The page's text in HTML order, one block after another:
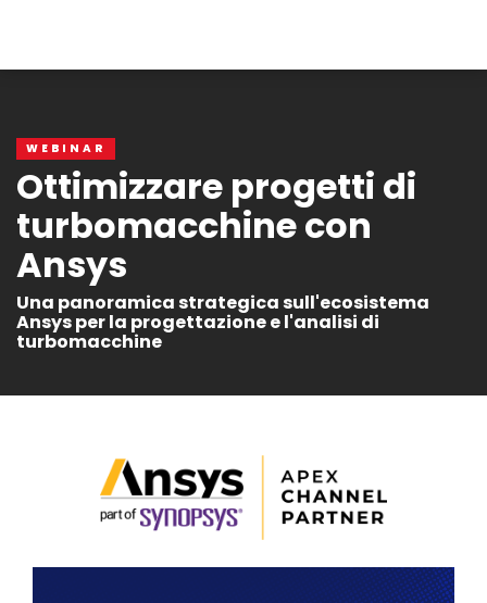
WEBINAR
Ottimizzare progetti di
turbomacchine con
Ansys
Una panoramica strategica sull'ecosistema
Ansys per la progettazione e l'analisi di
turbomacchine